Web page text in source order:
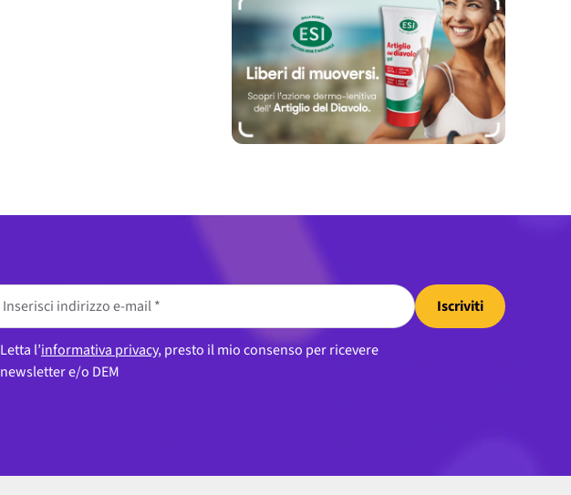
Iscriviti
Letta l’informativa privacy, presto il mio consenso per ricevere
newsletter e/o DEM